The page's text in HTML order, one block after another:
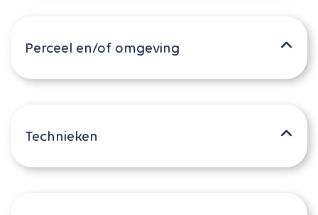
Perceel en/of omgeving
Technieken